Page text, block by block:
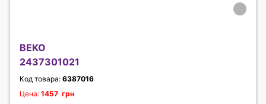
BEKO
2437301021
Код товара: 6387016
Цена: 1457 грн